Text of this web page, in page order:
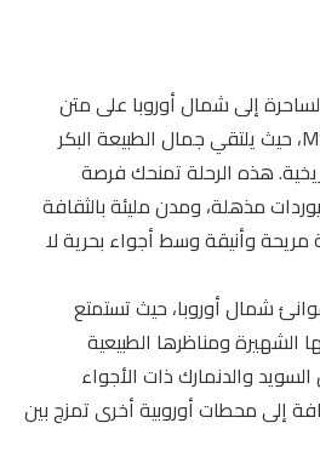
إلى شمال أوروبا على متن
الباخرة الفاخرة MSC Poesia، حيث يلتقي جمال الطبيعة البكر
هذه الرحلة تمنحك فرصة
مذهلة، ومدن مليئة بالثقافة
وأنيقة وسط أجواء بحرية لا
شمال أوروبا، حيث تستمتع
الشهيرة ومناظرها الطبيعية
والدنمارك ذات الأجواء
إلى محطات أوروبية أخرى تمزج بين